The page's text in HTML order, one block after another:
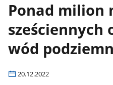
Ponad milion
sześciennych
wód
20.12.2022